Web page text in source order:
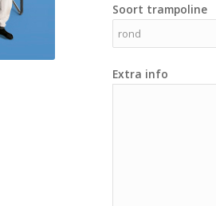
Soort trampoline
Extra info